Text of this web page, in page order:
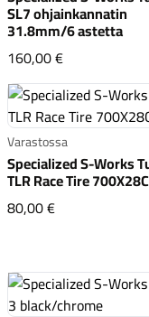
SL7 ohjainkannatin
31.8mm/6 astetta
160,00 €Specialized
Varastossa
Specialized S-Works
TLR Race Tire
80,00 €Specialized S-